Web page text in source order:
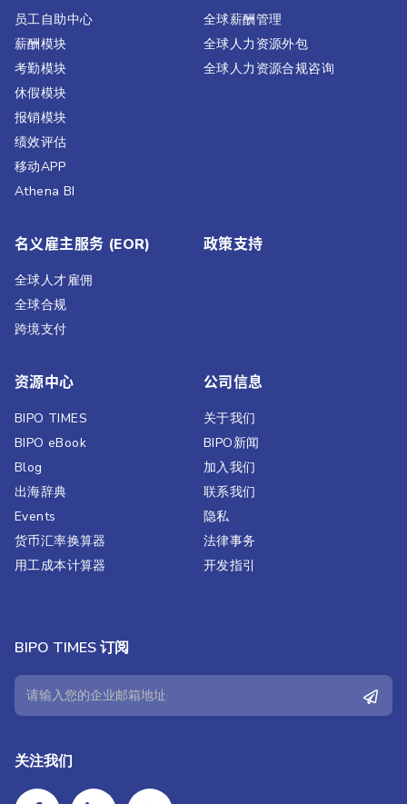
员工自助中心
薪酬模块
考勤模块
休假模块
报销模块
绩效评估​
移动APP
Athena BI
全球薪酬管理
全球人力资源外包
全球人力资源合规咨询
名义雇主服务 (EOR)
全球人才雇佣
全球合规
跨境支付
政策支持
资源中心
BIPO TIMES
BIPO eBook
Blog
出海辞典
Events
货币汇率换算器
用工成本计算器
公司信息
关于我们
BIPO新闻​
加入我们
联系我们
隐私
法律事务
开发指引
BIPO TIMES 订阅
关注我们